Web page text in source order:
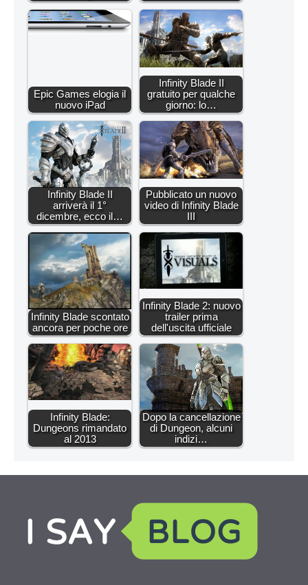
Epic Games elogia il
nuovo iPad
Infinity Blade II
gratuito per qualche
giorno: lo…
Infinity Blade II
arriverà il 1°
dicembre, ecco il…
Pubblicato un nuovo
video di Infinity Blade
III
Infinity Blade scontato
ancora per poche ore
Infinity Blade 2: nuovo
trailer prima
dell'uscita ufficiale
Infinity Blade:
Dungeons rimandato
al 2013
Dopo la cancellazione
di Dungeon, alcuni
indizi…